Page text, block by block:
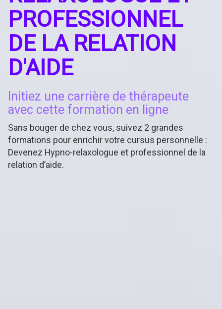
PROFESSIONNEL
DE LA RELATION
D'AIDE
Initiez une carrière de thérapeute
avec cette formation en ligne
Sans bouger de chez vous, suivez 2 grandes
formations pour enrichir votre cursus personnelle :
Devenez Hypno-relaxologue et professionnel de la
relation d’aide.